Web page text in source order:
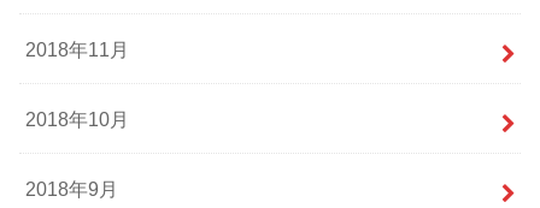
2018年11月
2018年10月
2018年9月